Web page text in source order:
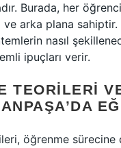
Burada, her
arka plana sahiptir.
nasıl
ipuçları verir.
TEORILERI
öğrenme sürecine